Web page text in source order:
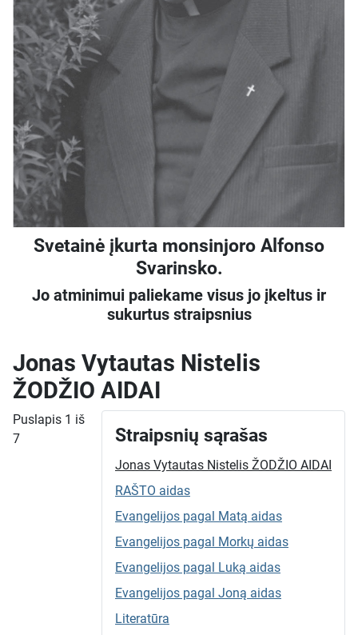
Svetainė įkurta monsinjoro Alfonso
Svarinsko.
Jo atminimui paliekame visus jo įkeltus ir
sukurtus straipsnius
Jonas Vytautas Nistelis
ŽODŽIO AIDAI
Straipsnių sąrašas
Jonas Vytautas Nistelis ŽODŽIO AIDAI
RAŠTO aidas
Evangelijos pagal Matą aidas
Evangelijos pagal Morkų aidas
Evangelijos pagal Luką aidas
Evangelijos pagal Joną aidas
Literatūra
Puslapis 1 iš
7